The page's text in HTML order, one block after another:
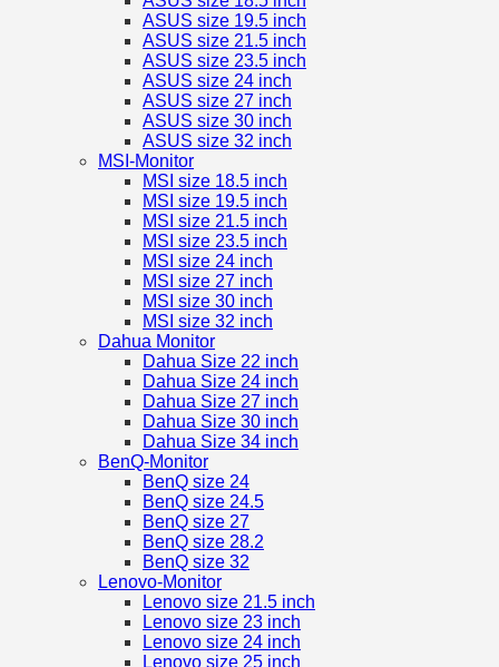
ASUS size 19.5 inch
ASUS size 21.5 inch
ASUS size 23.5 inch
ASUS size 24 inch
ASUS size 27 inch
ASUS size 30 inch
ASUS size 32 inch
MSI-Monitor
MSI size 18.5 inch
MSI size 19.5 inch
MSI size 21.5 inch
MSI size 23.5 inch
MSI size 24 inch
MSI size 27 inch
MSI size 30 inch
MSI size 32 inch
Dahua Monitor
Dahua Size 22 inch
Dahua Size 24 inch
Dahua Size 27 inch
Dahua Size 30 inch
Dahua Size 34 inch
BenQ-Monitor
BenQ size 24
BenQ size 24.5
BenQ size 27
BenQ size 28.2
BenQ size 32
Lenovo-Monitor
Lenovo size 21.5 inch
Lenovo size 23 inch
Lenovo size 24 inch
Lenovo size 25 inch